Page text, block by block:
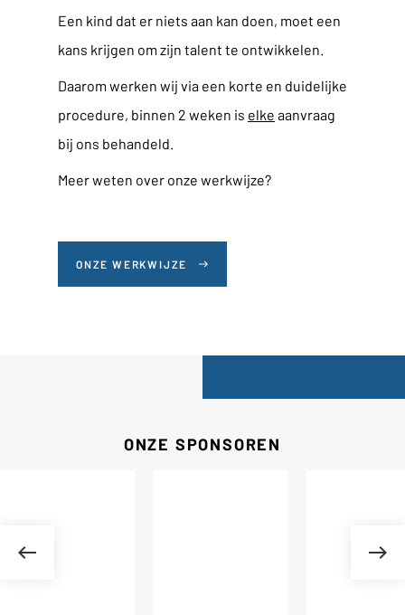
Een kind dat er niets aan kan doen, moet een
kans krijgen om zijn talent te ontwikkelen.
Daarom werken wij via een korte en duidelijke
procedure, binnen 2 weken is elke aanvraag
bij ons behandeld.
Meer weten over onze werkwijze?
ONZE WERKWIJZE east
ONZE SPONSOREN